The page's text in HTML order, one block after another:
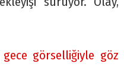
görselliğiyle göz